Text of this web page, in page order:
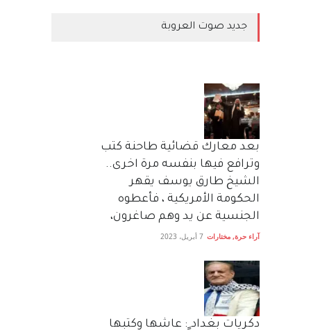
جديد صوت العروبة
بعد معارك قضائية طاحنة كتب
وترافع فيها بنفسه مرة اخرى..
الشيخ طارق يوسف يقهر
الحكومة الأمريكية ، فأعطوه
الجنسية عن يد وهم صاغرون،
آراء حرة, مختارات 7 أبريل، 2023
دكريات بغداد ٍ: عاشها وكتبها